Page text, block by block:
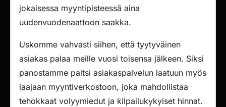
jokaisessa myyntipisteessä aina
uudenvuodenaattoon saakka.
Uskomme vahvasti siihen, että tyytyväinen
asiakas palaa meille vuosi toisensa jälkeen. Siksi
panostamme paitsi asiakaspalvelun laatuun myös
laajaan myyntiverkostoon, joka mahdollistaa
tehokkaat volyymiedut ja kilpailukykyiset hinnat.